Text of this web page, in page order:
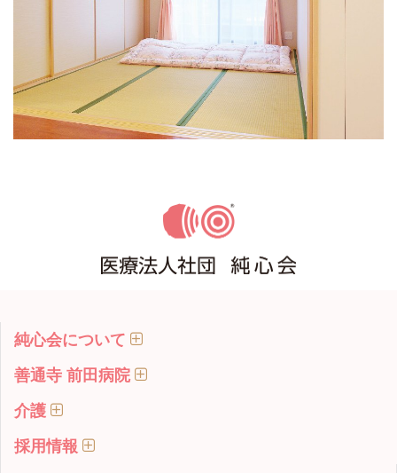
純心会について
善通寺 前田病院
介護
採用情報